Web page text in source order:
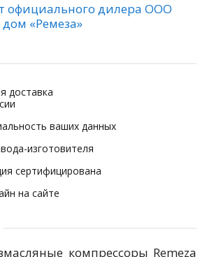
официального дилера ООО
«Ремеза»
доставка
ваших данных
изготовителя
сертифицирована
на сайте
компрессоры Remeza